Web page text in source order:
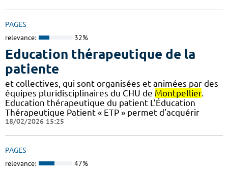
PAGES
relevance: 32%
Education thérapeutique de la
patiente
et collectives, qui sont organisées et animées par des
équipes pluridisciplinaires du CHU de Montpellier.
Education thérapeutique du patient L’Éducation
Thérapeutique Patient « ETP » permet d’acquérir
18/02/2026 15:25
PAGES
relevance: 47%